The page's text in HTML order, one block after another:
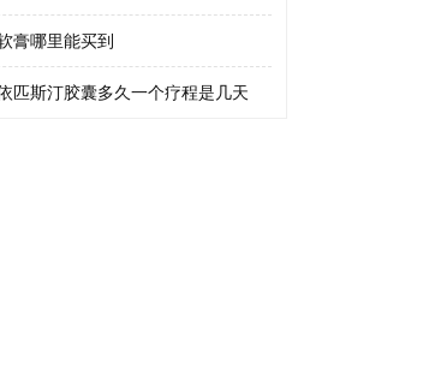
膏哪里能买到
匹斯汀胶囊多久一个疗程是几天